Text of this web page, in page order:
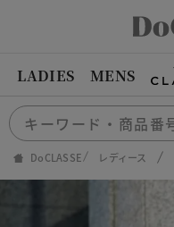
LADIES MENS
DoCLASSE レディース